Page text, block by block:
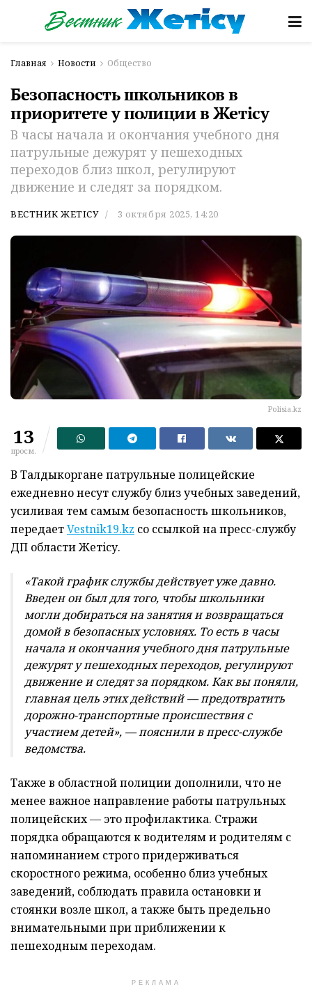
Главная Новости Общество
Безопасность школьников в
приоритете у полиции в Жетiсу
В часы начала и окончания учебного дня
патрульные дежурят у пешеходных
переходов близ школ, регулируют
движение и следят за порядком.
ВЕСТНИК ЖЕТІСУ 3 октября 2025, 14:20
Рolisia.kz
13
просм.
В Талдыкоргане патрульные полицейские
ежедневно несут службу близ учебных заведений,
усиливая тем самым безопасность школьников,
передаетVestnik19.kz со ссылкой на пресс-службу
ДП области Жетiсу.
«Такой график службы действует уже давно.
Введен он был для того, чтобы школьники
могли добираться на занятия и возвращаться
домой в безопасных условиях. То есть в часы
начала и окончания учебного дня патрульные
дежурят у пешеходных переходов, регулируют
движение и следят за порядком. Как вы поняли,
главная цель этих действий — предотвратить
дорожно-транспортные происшествия с
участием детей», — пояснили в пресс-службе
ведомства.
Также в областной полиции дополнили, что не
менее важное направление работы патрульных
полицейских — это профилактика. Стражи
порядка обращаются к водителям и родителям с
напоминанием строго придерживаться
скоростного режима, особенно близ учебных
заведений, соблюдать правила остановки и
стоянки возле школ, а также быть предельно
внимательными при приближении к
пешеходным переходам.
РЕКЛАМА